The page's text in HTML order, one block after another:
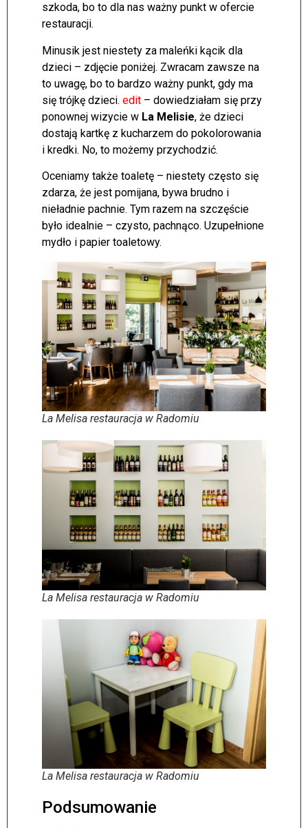
szkoda, bo to dla nas ważny punkt w ofercie
restauracji.
Minusik jest niestety za maleńki kącik dla
dzieci – zdjęcie poniżej. Zwracam zawsze na
to uwagę, bo to bardzo ważny punkt, gdy ma
się trójkę dzieci. edit – dowiedziałam się przy
ponownej wizycie w La Melisie, że dzieci
dostają kartkę z kucharzem do pokolorowania
i kredki. No, to możemy przychodzić.
Oceniamy także toaletę – niestety często się
zdarza, że jest pomijana, bywa brudno i
nieładnie pachnie. Tym razem na szczęście
było idealnie – czysto, pachnąco. Uzupełnione
mydło i papier toaletowy.
La Melisa restauracja w Radomiu
La Melisa restauracja w Radomiu
La Melisa restauracja w Radomiu
Podsumowanie